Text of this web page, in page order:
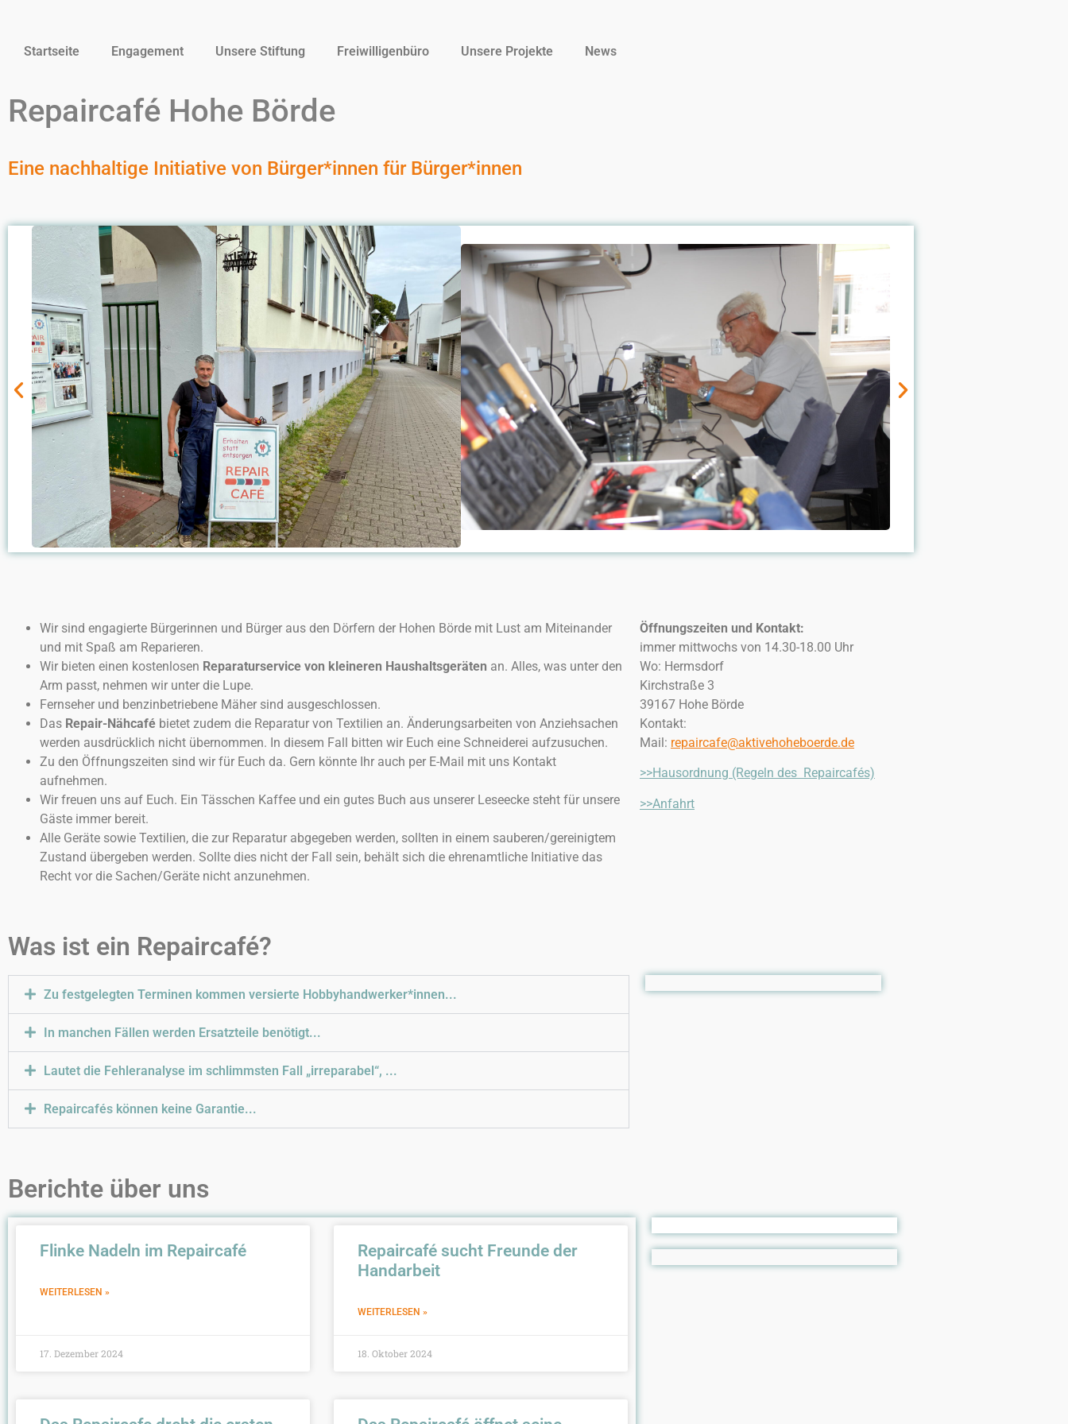
Startseite Engagement Unsere Stiftung Freiwilligenbüro Unsere Projekte News
Repaircafé Hohe Börde
Eine nachhaltige Initiative von Bürger*innen für Bürger*innen
Wir sind engagierte Bürgerinnen und Bürger aus den Dörfern der Hohen Börde mit Lust am Miteinander
und mit Spaß am Reparieren.
Wir bieten einen kostenlosen Reparaturservice von kleineren Haushaltsgeräten an. Alles, was unter den
Arm passt, nehmen wir unter die Lupe.
Fernseher und benzinbetriebene Mäher sind ausgeschlossen.
Das Repair-Nähcafé bietet zudem die Reparatur von Textilien an. Änderungsarbeiten von Anziehsachen
werden ausdrücklich nicht übernommen. In diesem Fall bitten wir Euch eine Schneiderei aufzusuchen.
Zu den Öffnungszeiten sind wir für Euch da. Gern könnte Ihr auch per E-Mail mit uns Kontakt
aufnehmen.
Wir freuen uns auf Euch. Ein Tässchen Kaffee und ein gutes Buch aus unserer Leseecke steht für unsere
Gäste immer bereit.
Alle Geräte sowie Textilien, die zur Reparatur abgegeben werden, sollten in einem sauberen/gereinigtem
Zustand übergeben werden. Sollte dies nicht der Fall sein, behält sich die ehrenamtliche Initiative das
Recht vor die Sachen/Geräte nicht anzunehmen.
Öffnungszeiten und Kontakt:
immer mittwochs von 14.30-18.00 Uhr
Wo: Hermsdorf
Kirchstraße 3
39167 Hohe Börde
Kontakt:
Mail: repaircafe@aktivehoheboerde.de
>>Hausordnung (Regeln des Repaircafés)
>>Anfahrt
Was ist ein Repaircafé?
Zu festgelegten Terminen kommen versierte Hobbyhandwerker*innen...
In manchen Fällen werden Ersatzteile benötigt...
Lautet die Fehleranalyse im schlimmsten Fall „irreparabel“, ...
Repaircafés können keine Garantie...
Berichte über uns
Flinke Nadeln im Repaircafé
WEITERLESEN »
17. Dezember 2024
Repaircafé sucht Freunde der
Handarbeit
WEITERLESEN »
18. Oktober 2024